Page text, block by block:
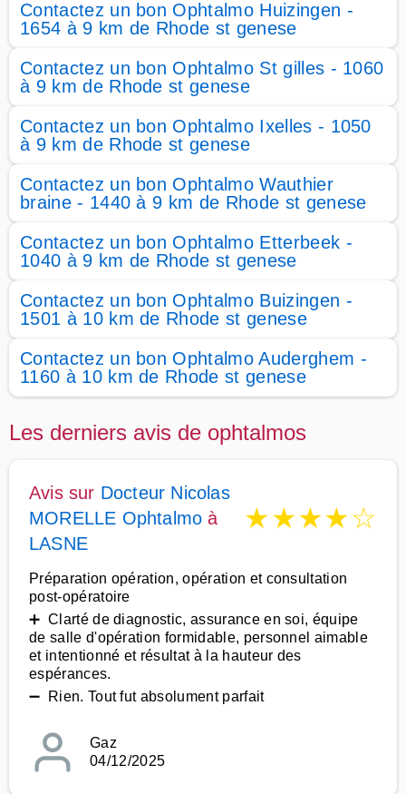
Contactez un bon Ophtalmo Huizingen -
1654 à 9 km de Rhode st genese
Contactez un bon Ophtalmo St gilles - 1060
à 9 km de Rhode st genese
Contactez un bon Ophtalmo Ixelles - 1050
à 9 km de Rhode st genese
Contactez un bon Ophtalmo Wauthier
braine - 1440 à 9 km de Rhode st genese
Contactez un bon Ophtalmo Etterbeek -
1040 à 9 km de Rhode st genese
Contactez un bon Ophtalmo Buizingen -
1501 à 10 km de Rhode st genese
Contactez un bon Ophtalmo Auderghem -
1160 à 10 km de Rhode st genese
Les derniers avis de ophtalmos
Avis sur Docteur Nicolas
MORELLE Ophtalmo à
LASNE
★★★★☆
Préparation opération, opération et consultation
post-opératoire
➕ Clarté de diagnostic, assurance en soi, équipe
de salle d'opération formidable, personnel aimable
et intentionné et résultat à la hauteur des
espérances.
➖ Rien. Tout fut absolument parfait
Gaz
04/12/2025